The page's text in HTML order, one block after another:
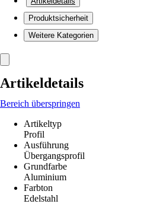
Produktsicherheit
Weitere Kategorien
Artikeldetails
Bereich überspringen
Artikeltyp
Profil
Ausführung
Übergangsprofil
Grundfarbe
Aluminium
Farbton
Edelstahl